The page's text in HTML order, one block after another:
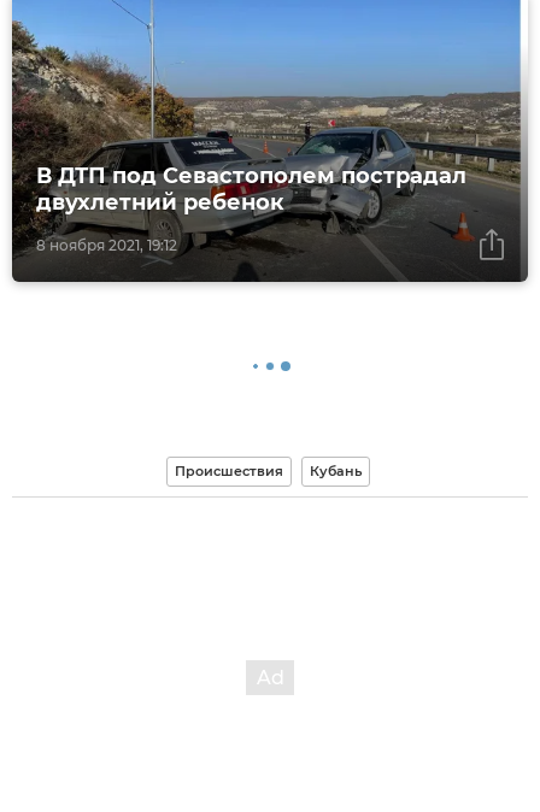
8 ноября 2021, 19:12
В ДТП под Севастополем пострадал
двухлетний ребенок
Происшествия Кубань